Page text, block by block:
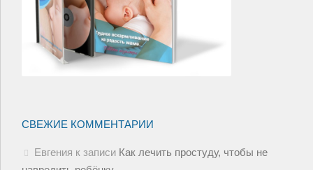
СВЕЖИЕ КОММЕНТАРИИ
Евгения к записи Как лечить простуду, чтобы не